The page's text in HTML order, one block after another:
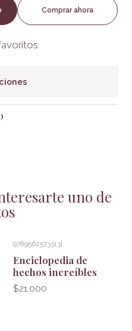
Comprar ahora
uno de
9789562573313
Enciclopedia de
hechos increíbles
$21.000